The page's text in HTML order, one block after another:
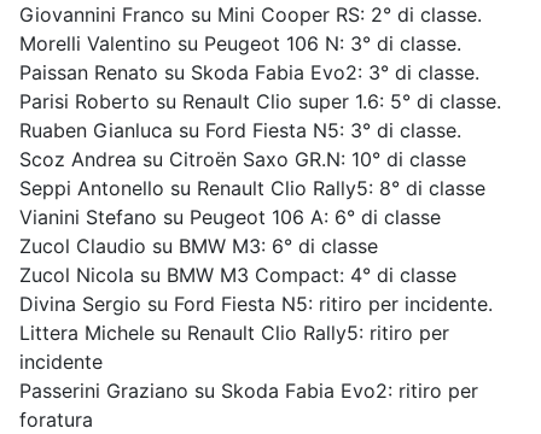
Giovannini Franco su Mini Cooper RS: 2° di classe.
Morelli Valentino su Peugeot 106 N: 3° di classe.
Paissan Renato su Skoda Fabia Evo2: 3° di classe.
Parisi Roberto su Renault Clio super 1.6: 5° di classe.
Ruaben Gianluca su Ford Fiesta N5: 3° di classe.
Scoz Andrea su Citroën Saxo GR.N: 10° di classe
Seppi Antonello su Renault Clio Rally5: 8° di classe
Vianini Stefano su Peugeot 106 A: 6° di classe
Zucol Claudio su BMW M3: 6° di classe
Zucol Nicola su BMW M3 Compact: 4° di classe
Divina Sergio su Ford Fiesta N5: ritiro per incidente.
Littera Michele su Renault Clio Rally5: ritiro per
incidente
Passerini Graziano su Skoda Fabia Evo2: ritiro per
foratura